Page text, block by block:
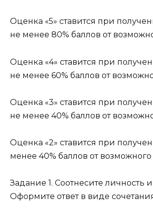
Оценка «5» ставится при
не менее 80% баллов от
Оценка «4» ставится при
не менее 60% баллов от
Оценка «3» ставится при
не менее 40% баллов от
Оценка «2» ставится при
менее 40% баллов от возможного
Задание 1. Соотнесите личность и
Оформите ответ в виде